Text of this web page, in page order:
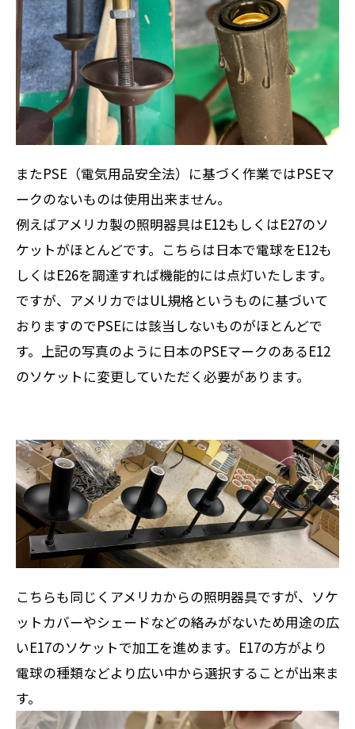
またPSE（電気用品安全法）に基づく作業ではPSEマ
ークのないものは使用出来ません。
例えばアメリカ製の照明器具はE12もしくはE27のソ
ケットがほとんどです。こちらは日本で電球をE12も
しくはE26を調達すれば機能的には点灯いたします。
ですが、アメリカではUL規格というものに基づいて
おりますのでPSEには該当しないものがほとんどで
す。上記の写真のように日本のPSEマークのあるE12
のソケットに変更していただく必要があります。
こちらも同じくアメリカからの照明器具ですが、ソケ
ットカバーやシェードなどの絡みがないため用途の広
いE17のソケットで加工を進めます。E17の方がより
電球の種類などより広い中から選択することが出来ま
す。